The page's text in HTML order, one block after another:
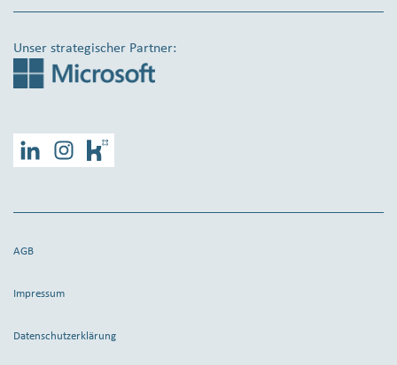
Unser strategischer Partner:
LinkedInInstagramKununu
AGB
Impressum
Datenschutzerklärung